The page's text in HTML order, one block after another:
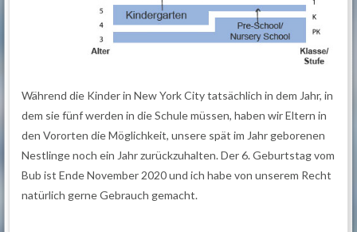
Während die Kinder in New York City tatsächlich in dem Jahr, in
dem sie fünf werden in die Schule müssen, haben wir Eltern in
den Vororten die Möglichkeit, unsere spät im Jahr geborenen
Nestlinge noch ein Jahr zurückzuhalten. Der 6. Geburtstag vom
Bub ist Ende November 2020 und ich habe von unserem Recht
natürlich gerne Gebrauch gemacht.